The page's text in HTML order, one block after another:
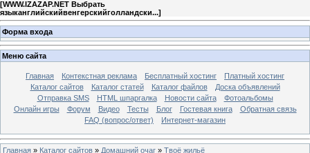
[WWW.IZAZAP.NET Выбрать
языканглийскийвенгерскийголландски...]
Форма входа
Меню сайта
Главная Контекстная реклама Бесплатный хостинг
Платный хостинг
Каталог сайтов
Каталог статей Каталог файлов
Доска объявлений
Отправка SMS
HTML шпаргалка Новости сайта
Фотоальбомы
Онлайн игры
Форум Видео Тесты Блог Гостевая книга
Обратная связь
FAQ (вопрос/ответ)
Интернет-магазин
Главная » Каталог сайтов » Домашний очаг » Твоё жильё